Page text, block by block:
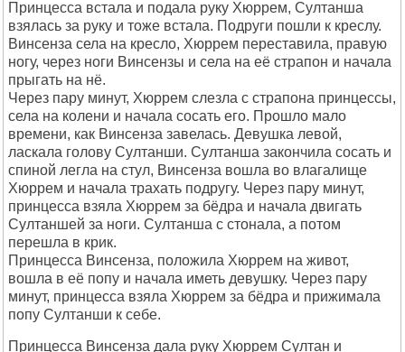
Принцесса встала и подала руку Хюррем, Султанша
взялась за руку и тоже встала. Подруги пошли к креслу.
Винсенза села на кресло, Хюррем переставила, правую
ногу, через ноги Винсензы и села на её страпон и начала
прыгать на нё.
Через пару минут, Хюррем слезла с страпона принцессы,
села на колени и начала сосать его. Прошло мало
времени, как Винсенза завелась. Девушка левой,
ласкала голову Султанши. Султанша закончила сосать и
спиной легла на стул, Винсенза вошла во влагалище
Хюррем и начала трахать подругу. Через пару минут,
принцесса взяла Хюррем за бёдра и начала двигать
Султаншей за ноги. Султанша с стонала, а потом
перешла в крик.
Принцесса Винсенза, положила Хюррем на живот,
вошла в её попу и начала иметь девушку. Через пару
минут, принцесса взяла Хюррем за бёдра и прижимала
попу Султанши к себе.
Принцесса Винсенза дала руку Хюррем Султан и